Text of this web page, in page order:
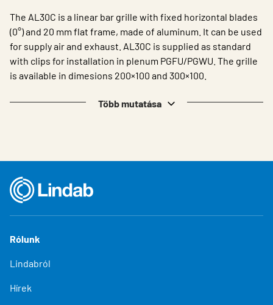
Kapcsolat
Choose languge
Hungary
The AL30C is a linear bar grille with fixed horizontal blades
(0°) and 20 mm flat frame, made of aluminum. It can be used
for supply air and exhaust. AL30C is supplied as standard
with clips for installation in plenum PGFU/PGWU. The grille
is available in dimesions 200×100 and 300×100.
Több mutatása
Rólunk
Lindabról
Hírek